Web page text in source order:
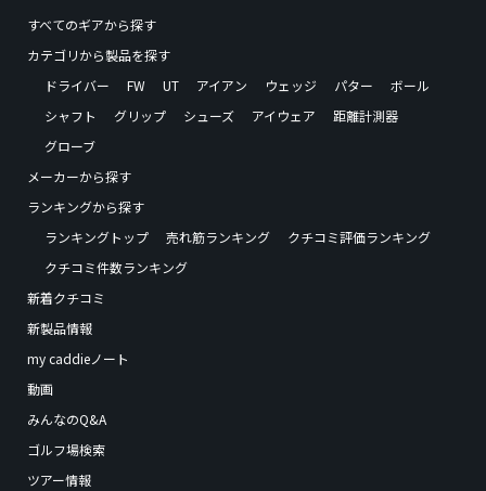
すべてのギアから探す
カテゴリから製品を探す
ドライバー
FW UT アイアン ウェッジ パター
ボール
シャフト
グリップ シューズ アイウェア
距離計測器
グローブ
メーカーから探す
ランキングから探す
ランキングトップ
売れ筋ランキング
クチコミ評価ランキング
クチコミ件数ランキング
新着クチコミ
新製品情報
my caddieノート
動画
みんなのQ&A
ゴルフ場検索
ツアー情報